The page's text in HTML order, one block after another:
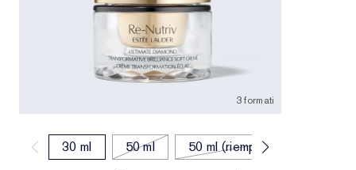
3 formati
30 ml 50 ml 50 ml (riempimento)